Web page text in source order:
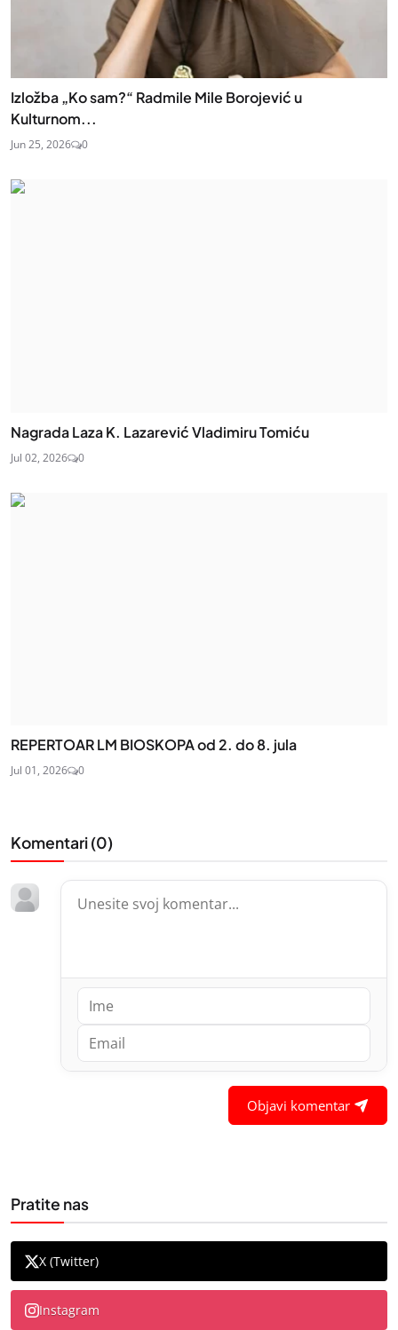
Izložba „Ko sam?“ Radmile Mile Borojević u
Kulturnom...
Jun 25, 2026 0
Nagrada Laza K. Lazarević Vladimiru Tomiću
Jul 02, 2026 0
REPERTOAR LM BIOSKOPA od 2. do 8. jula
Jul 01, 2026 0
Komentari (0)
Objavi komentar
Pratite nas
X (Twitter)
Instagram